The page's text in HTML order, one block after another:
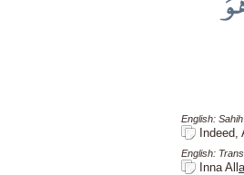
English:
Indeed,
English:
Inna Alla